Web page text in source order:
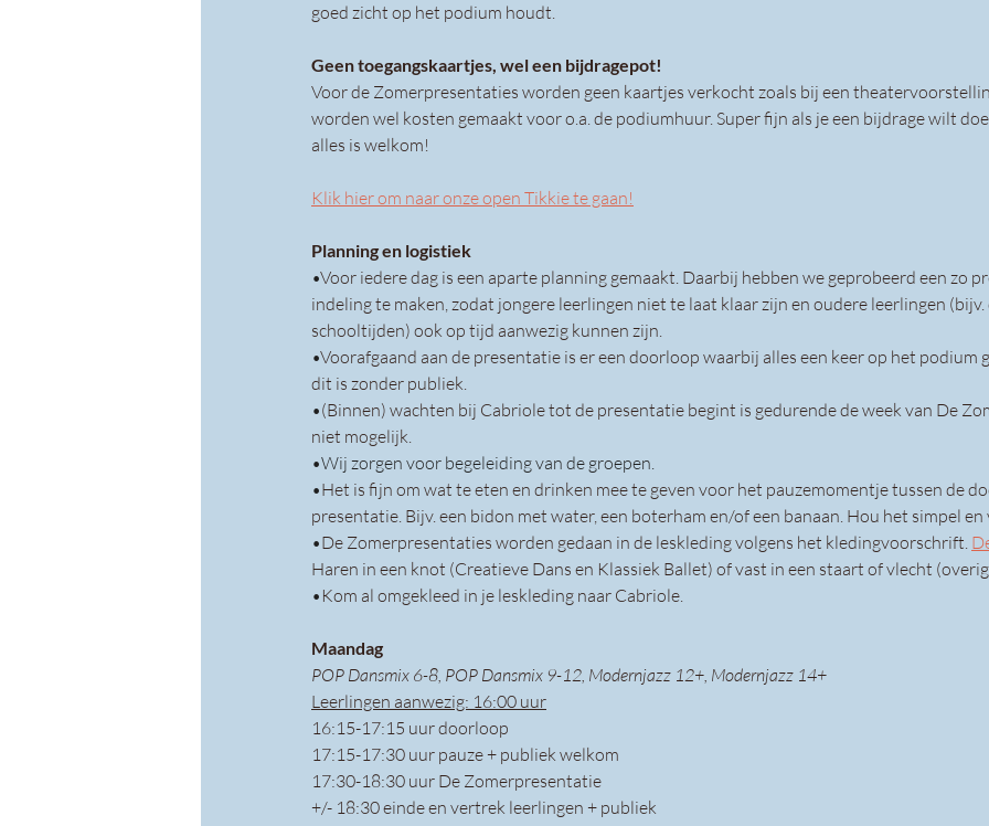
goed zicht op het podium houdt.
Geen toegangskaartjes, wel een bijdragepot!
Voor de Zomerpresentaties worden geen kaartjes verkocht zoals bij een
worden wel kosten gemaakt voor o.a. de podiumhuur. Super fijn als je een bijdrage wilt
alles is welkom!
Klik hier om naar onze open Tikkie te gaan!
Planning en logistiek
•Voor iedere dag is een aparte planning gemaakt. Daarbij hebben we geprobeerd een zo
indeling te maken, zodat jongere leerlingen niet te laat klaar zijn en oudere leerlingen
schooltijden) ook op tijd aanwezig kunnen zijn.
•Voorafgaand aan de presentatie is er een doorloop waarbij alles een keer op het podium
dit is zonder publiek.
•(Binnen) wachten bij Cabriole tot de presentatie begint is gedurende de week van De
niet mogelijk.
•Wij zorgen voor begeleiding van de groepen.
•Het is fijn om wat te eten en drinken mee te geven voor het pauzemomentje tussen de
presentatie. Bijv. een bidon met water, een boterham en/of een banaan. Hou het simpel en
•De Zomerpresentaties worden gedaan in de leskleding volgens het kledingvoorschrift.
Haren in een knot (Creatieve Dans en Klassiek Ballet) of vast in een staart of vlecht
• Kom al omgekleed in je leskleding naar Cabriole.
Maandag
POP Dansmix 6-8, POP Dansmix 9-12, Modernjazz 12+, Modernjazz 14+
Leerlingen aanwezig: 16:00 uur
16:15-17:15 uur doorloop
17:15-17:30 uur pauze + publiek welkom
17:30-18:30 uur De Zomerpresentatie
+/- 18:30 einde en vertrek leerlingen + publiek